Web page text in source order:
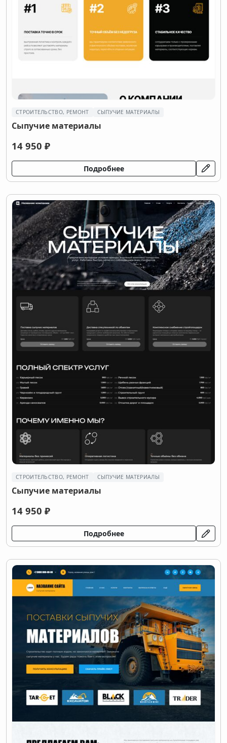
СТРОИТЕЛЬСТВО, РЕМОНТ СЫПУЧИЕ МАТЕРИАЛЫ
Сыпучие материалы
14 950 ₽
Подробнее
СТРОИТЕЛЬСТВО, РЕМОНТ СЫПУЧИЕ МАТЕРИАЛЫ
Сыпучие материалы
14 950 ₽
Подробнее